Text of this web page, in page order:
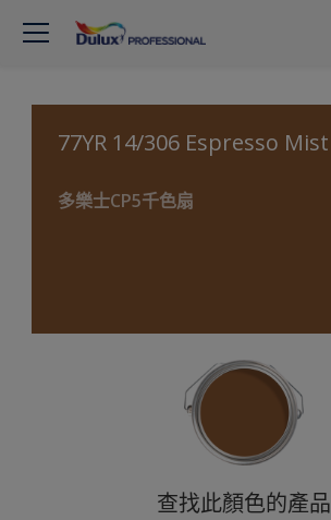
77YR 14/306 Espresso Mist
多樂士CP5千色扇
查找此顏色的產品